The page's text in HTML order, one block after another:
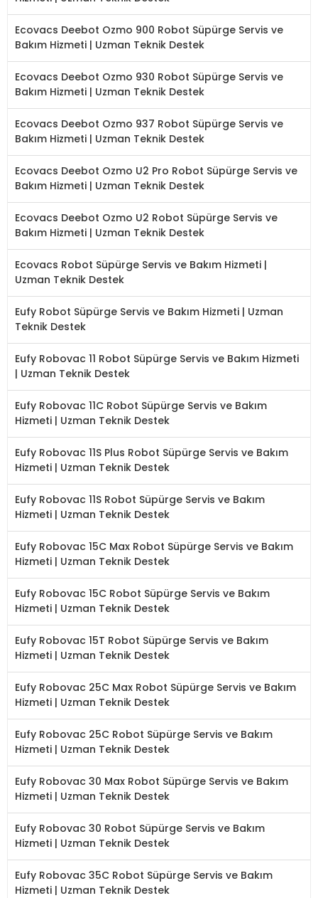
Ecovacs Deebot Ozmo 900 Robot Süpürge Servis ve
Bakım Hizmeti | Uzman Teknik Destek
Ecovacs Deebot Ozmo 930 Robot Süpürge Servis ve
Bakım Hizmeti | Uzman Teknik Destek
Ecovacs Deebot Ozmo 937 Robot Süpürge Servis ve
Bakım Hizmeti | Uzman Teknik Destek
Ecovacs Deebot Ozmo U2 Pro Robot Süpürge Servis ve
Bakım Hizmeti | Uzman Teknik Destek
Ecovacs Deebot Ozmo U2 Robot Süpürge Servis ve
Bakım Hizmeti | Uzman Teknik Destek
Ecovacs Robot Süpürge Servis ve Bakım Hizmeti |
Uzman Teknik Destek
Eufy Robot Süpürge Servis ve Bakım Hizmeti | Uzman
Teknik Destek
Eufy Robovac 11 Robot Süpürge Servis ve Bakım Hizmeti
| Uzman Teknik Destek
Eufy Robovac 11C Robot Süpürge Servis ve Bakım
Hizmeti | Uzman Teknik Destek
Eufy Robovac 11S Plus Robot Süpürge Servis ve Bakım
Hizmeti | Uzman Teknik Destek
Eufy Robovac 11S Robot Süpürge Servis ve Bakım
Hizmeti | Uzman Teknik Destek
Eufy Robovac 15C Max Robot Süpürge Servis ve Bakım
Hizmeti | Uzman Teknik Destek
Eufy Robovac 15C Robot Süpürge Servis ve Bakım
Hizmeti | Uzman Teknik Destek
Eufy Robovac 15T Robot Süpürge Servis ve Bakım
Hizmeti | Uzman Teknik Destek
Eufy Robovac 25C Max Robot Süpürge Servis ve Bakım
Hizmeti | Uzman Teknik Destek
Eufy Robovac 25C Robot Süpürge Servis ve Bakım
Hizmeti | Uzman Teknik Destek
Eufy Robovac 30 Max Robot Süpürge Servis ve Bakım
Hizmeti | Uzman Teknik Destek
Eufy Robovac 30 Robot Süpürge Servis ve Bakım
Hizmeti | Uzman Teknik Destek
Eufy Robovac 35C Robot Süpürge Servis ve Bakım
Hizmeti | Uzman Teknik Destek